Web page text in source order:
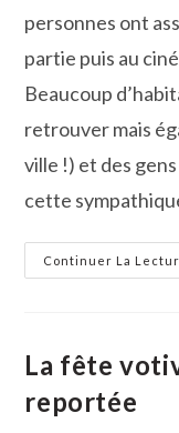
personnes ont
partie puis au
Beaucoup
retrouver mais
ville !) et des
cette
Continuer La
La fête
reportée